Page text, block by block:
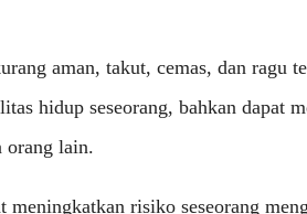
aman, takut, cemas, dan ragu
hidup seseorang, bahkan dapat
orang lain.
meningkatkan risiko seseorang